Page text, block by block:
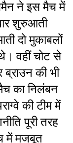
ने इस मैच में
शुरुआती
दो मुकाबलों
वहीं चोट से
की भी
का निलंबन
की टीम में
पूरी तरह
में मजबूत